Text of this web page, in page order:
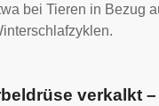
bei Tieren in Bezug
verkalkt –